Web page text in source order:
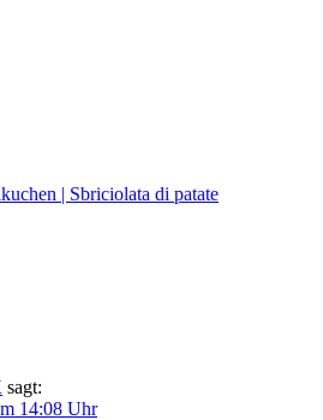
| Sbriciolata di patate
sagt:
14:08 Uhr